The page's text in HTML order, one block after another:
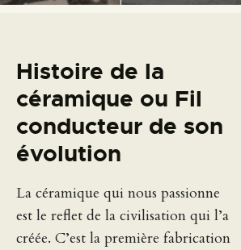
Histoire de la
céramique ou Fil
conducteur de son
évolution
La céramique qui nous passionne
est le reflet de la civilisation qui l’a
créée. C’est la première fabrication